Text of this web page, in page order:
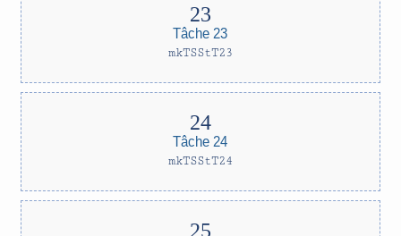
Tâche 23
mkTSStT23
Tâche 24
mkTSStT24